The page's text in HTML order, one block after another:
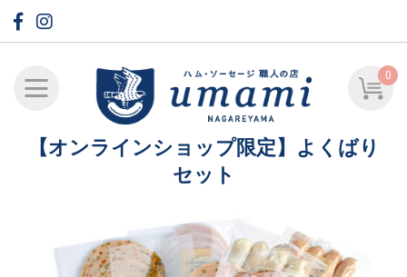
0
【オンラインショップ限定】よくばり
セット